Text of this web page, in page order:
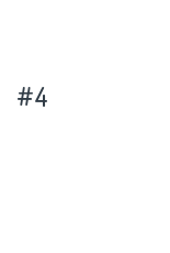
#4